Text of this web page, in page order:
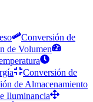
Conversión de
de Volumen
Conversión de
de Almacenamiento
Iluminancia